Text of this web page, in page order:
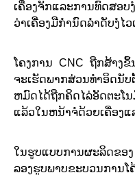
ເຄື່ອງຈັກແລະການທົດສອບ
ວ່າເຄື່ອງມືກໍານົດລໍາດັບງໍໄ
ໂຄງການ CNC ຖືກສ້າງ
ຈະເຮັດພາກສ່ວນທໍາອິດນັ
ຫມົດໄດ້ຖືກຄິດໄລ່ອັດຕະໂ
ແລ້ວໃນຫນ້າຈໍດ້ວຍເຄື່ອງ
ໃນ​ຮູບ​ແບບ​ການ​ຜະ​ລິດ​ຂອ
ລອງ​ຮູບ​ພາບ​ຂະ​ບວນ​ການ​ໂ